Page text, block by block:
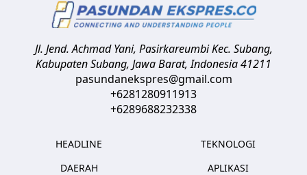
Jl. Jend. Achmad Yani, Pasirkareumbi Kec. Subang,
Kabupaten Subang, Jawa Barat,Indonesia41211
pasundanekspres@gmail.com
+6281280911913
+6289688232338
HEADLINE
DAERAH
TEKNOLOGI
APLIKASI